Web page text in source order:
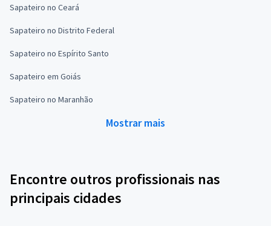
Sapateiro no Ceará
Sapateiro no Distrito Federal
Sapateiro no Espírito Santo
Sapateiro em Goiás
Sapateiro no Maranhão
Mostrar mais
Encontre outros profissionais nas
principais cidades